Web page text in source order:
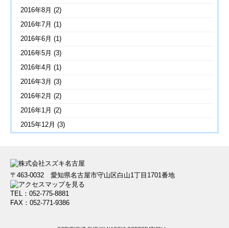
2016年8月 (2)
2016年7月 (1)
2016年6月 (1)
2016年5月 (3)
2016年4月 (1)
2016年3月 (3)
2016年2月 (2)
2016年1月 (2)
2015年12月 (3)
〒463-0032 愛知県名古屋市守山区白山1丁目1701番地
TEL：052-775-8881
FAX：052-771-9386